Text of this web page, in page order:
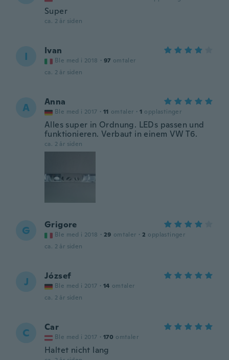
Super
ca. 2 år siden
I Ivan
Ble med i 2018 · 97 omtaler
ca. 2 år siden
A Anna
Ble med i 2017 · 11 omtaler · 1 opplastinger
Alles super in Ordnung. LEDs passen und
funktionieren. Verbaut in einem VW T6.
ca. 2 år siden
G Grigore
Ble med i 2018 · 29 omtaler · 2 opplastinger
ca. 2 år siden
J József
Ble med i 2017 · 14 omtaler
ca. 2 år siden
C Car
Ble med i 2017 · 170 omtaler
Haltet nicht lang